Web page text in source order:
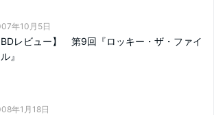
年10月5日
BDレビュー】 第9回『ロッキー・ザ・ファイ
』
年1月18日